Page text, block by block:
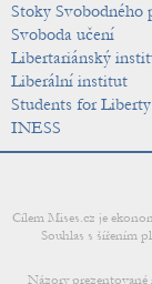
Stoky Svobodného
Svoboda učení
Libertariánský
Liberální institut
Students for
INESS
Cílem Mises.cz je
Souhlas s šířením
Názory